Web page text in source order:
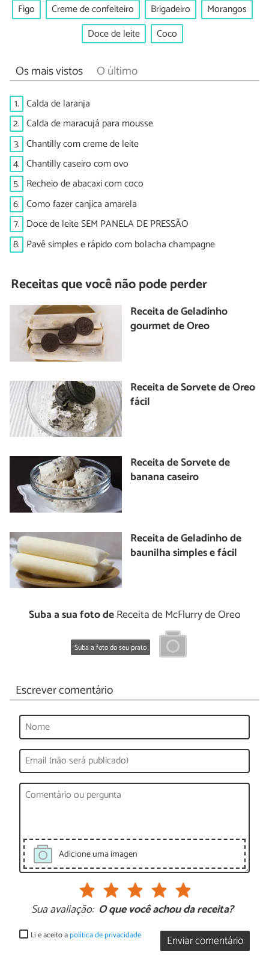
Figo Creme de confeiteiro Brigadeiro
Morangos
Doce de leite
Coco
Os mais vistos O último
1. Calda de laranja
2. Calda de maracujá para mousse
3. Chantilly com creme de leite
4. Chantilly caseiro com ovo
5. Recheio de abacaxi com coco
6. Como fazer canjica amarela
7. Doce de leite SEM PANELA DE PRESSÃO
8. Pavê simples e rápido com bolacha champagne
Receitas que você não pode perder
Receita de Geladinho
gourmet de Oreo
Receita de Sorvete de Oreo
fácil
Receita de Sorvete de
banana caseiro
Receita de Geladinho de
baunilha simples e fácil
Suba a sua foto deReceita de McFlurry de Oreo
Suba a foto do seu prato
Escrever comentário
Adicione uma imagen
Sua avaliação: O que você achou da receita?
Enviar comentário
Li e aceito apolítica de privacidade